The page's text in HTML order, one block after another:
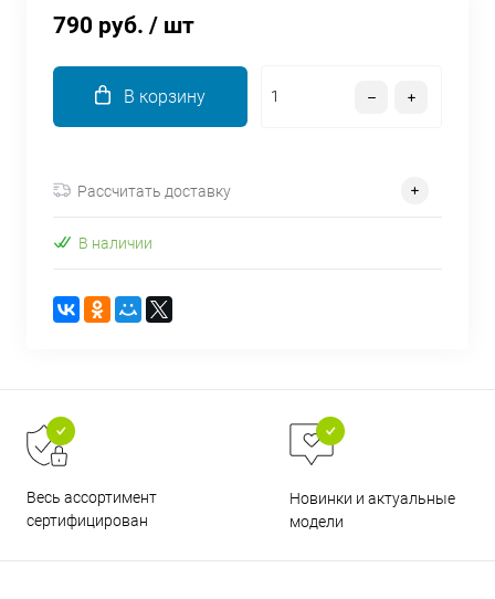
790 руб. / шт
В корзину
Рассчитать доставку
В наличии
Весь ассортимент
сертифицирован
Новинки и актуальные
модели
списываться
по25 %каждые 2 недели
8 800 302-02-51